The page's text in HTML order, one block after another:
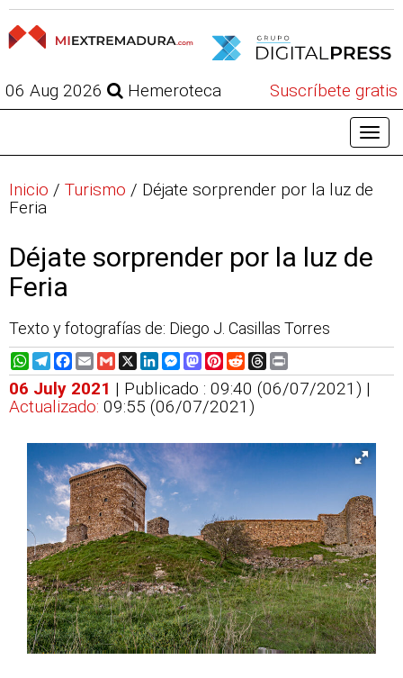
06 Aug 2026 Hemeroteca Suscríbete gratis
Inicio / Turismo / Déjate sorprender por la luz de
Feria
Déjate sorprender por la luz de
Feria
Texto y fotografías de: Diego J. Casillas Torres
WhatsApp
Telegram
Facebook
EmailGmail
X LinkedIn
Messenger
Mastodon
Pinterest
RedditThreads
06 July 2021 | Publicado : 09:40 (06/07/2021) |
Actualizado: 09:55 (06/07/2021)